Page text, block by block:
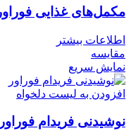
مکمل‌های غذایی
اطلاعات بیشتر
مقایسه
نمایش سریع
افزودن به لیست دلخواه
نوشیدنی فریدام فوراور